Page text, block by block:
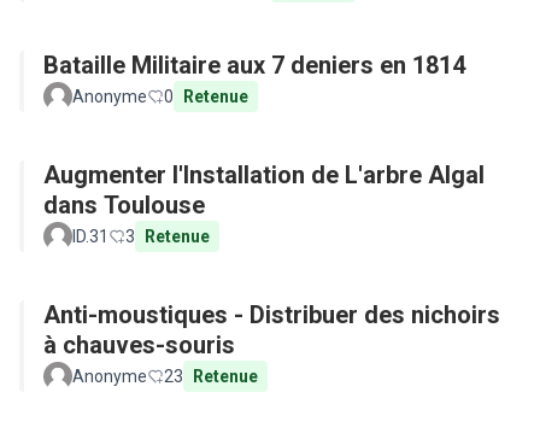
Bataille Militaire aux 7 deniers en 1814
Anonyme 0 Retenue
Augmenter l'Installation de L'arbre Algal
dans Toulouse
ID.31 3 Retenue
Anti-moustiques - Distribuer des nichoirs
à chauves-souris
Anonyme 23 Retenue